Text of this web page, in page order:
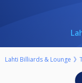
Lahti Billiards & Lounge